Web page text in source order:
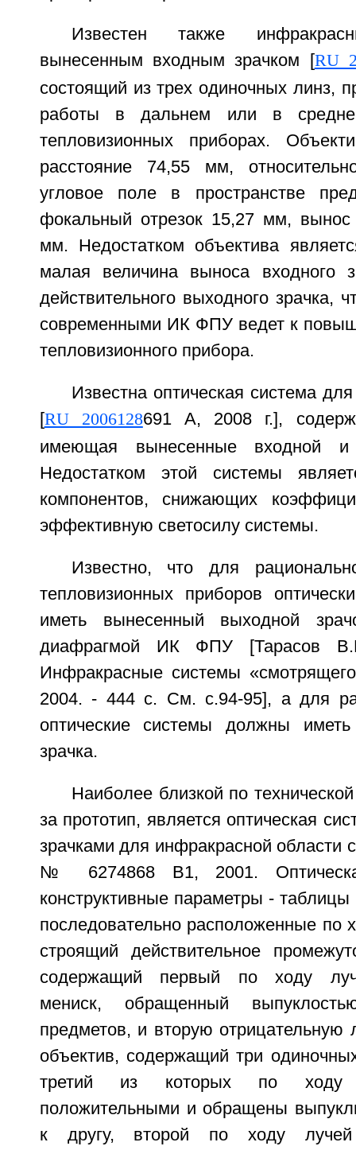
Известен также
вынесенным входным зрачком [RU
состоящий из трех одиночных линз,
работы в дальнем или в
тепловизионных приборах.
расстояние 74,55 мм,
угловое поле в пространстве
фокальный отрезок 15,27 мм, вынос
мм. Недостатком объектива
малая величина выноса входного
действительного выходного зрачка,
современными ИК ФПУ ведет к
тепловизионного прибора.
Известна оптическая система
[RU 2006128691 А, 2008 г.],
имеющая вынесенные входной и
Недостатком этой системы
компонентов, снижающих
эффективную светосилу системы.
Известно, что для
тепловизионных приборов
иметь вынесенный выходной
диафрагмой ИК ФПУ [Тарасов
Инфракрасные системы
2004. - 444 с. См. с.94-95], а для
оптические системы должны
зрачка.
Наиболее близкой по
за прототип, является оптическая
зрачками для инфракрасной области
№ 6274868 В1, 2001.
конструктивные параметры -
последовательно расположенные по
строящий действительное
содержащий первый по ходу
мениск, обращенный
предметов, и вторую отрицательную
объектив, содержащий три
третий из которых по ходу
положительными и обращены
к другу, второй по ходу лучей